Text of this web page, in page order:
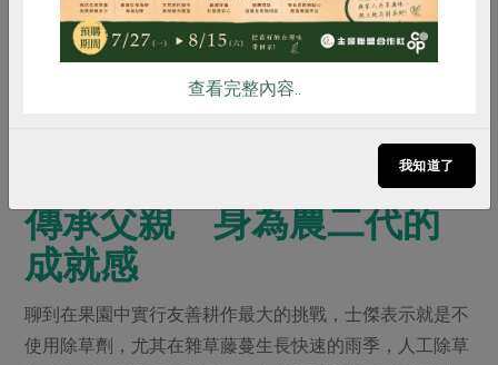
多一股果香解膩；此外切片的蜜蘋果與烏魚子搭配，
清甜和鹹香非常match。至於常見的蘋果咖哩則不建
議，因為咖哩的味道太重會蓋掉蘋果味，實在是有點
傳承父親 身為農二代的
成就感
聊到在果園中實行友善耕作最大的挑戰，士傑表示就是不
使用除草劑，尤其在雜草藤蔓生長快速的雨季，人工除草
查看完整內容..
我知道了